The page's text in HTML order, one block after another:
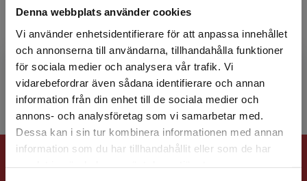
Denna webbplats använder cookies
Vi använder enhetsidentifierare för att anpassa innehållet
och annonserna till användarna, tillhandahålla funktioner
för sociala medier och analysera vår trafik. Vi
vidarebefordrar även sådana identifierare och annan
information från din enhet till de sociala medier och
annons- och analysföretag som vi samarbetar med.
Dessa kan i sin tur kombinera informationen med annan
information som du har tillhandahållit eller som de har
Begränsad fraktregion
Det verkar som att du besöker
studentlitteratur.se via en enhet utanför Sverige.
arbete och har under många år arbetat som
universitetslektor vid Socialhögskolan, Lunds
unive...
Förlagskontakt